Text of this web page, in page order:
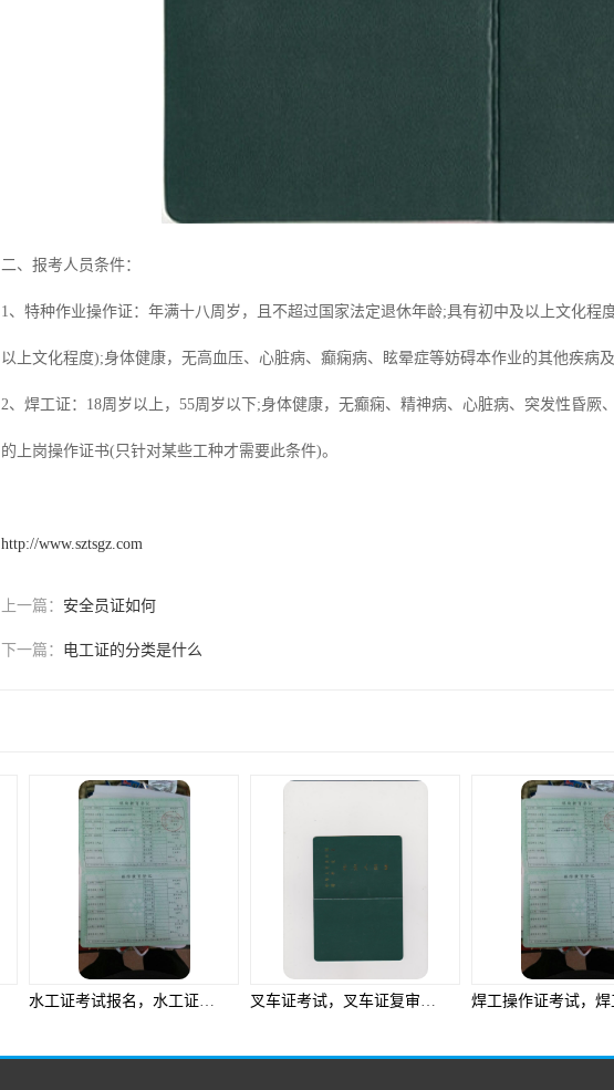
二、报考人员条件：
1、特种作业操作证：年满十八周岁，且不超过国家法定退休年龄;具有初中及以上文化程
以上文化程度);身体健康，无高血压、心脏病、癫痫病、眩晕症等妨碍本作业的其他疾病及
2、焊工证：18周岁以上，55周岁以下;身体健康，无癫痫、精神病、心脏病、突发性昏
的上岗操作证书(只针对某些工种才需要此条件)。
http://www.sztsgz.com
上一篇： 安全员证如何
下一篇： 电工证的分类是什么
水工证考试报名，水工证这么考，水工证培训，水工证分级别吗，水工证考试时间，水工证培训时间，水工证题库需要准备什么资料 叉车证考试，叉车证复审，叉车证怎么报名，叉车证怎么考试，叉车证培训，叉车操作证怎么查询，叉车操作证需要准备什么资料 焊工操作证考试，焊工操作证报名，焊工操作证考试题，焊工操作证复审要考试吗，焊工操作证查询需要准备什么资料